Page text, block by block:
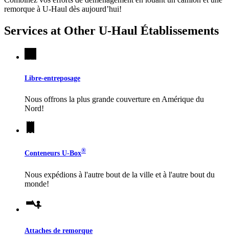
remorque à U-Haul dès aujourd’hui!
Services at Other U-Haul Établissements
Libre-entreposage
Nous offrons la plus grande couverture en Amérique du
Nord!
Conteneurs U-Box®
Nous expédions à l'autre bout de la ville et à l'autre bout du
monde!
Attaches de remorque